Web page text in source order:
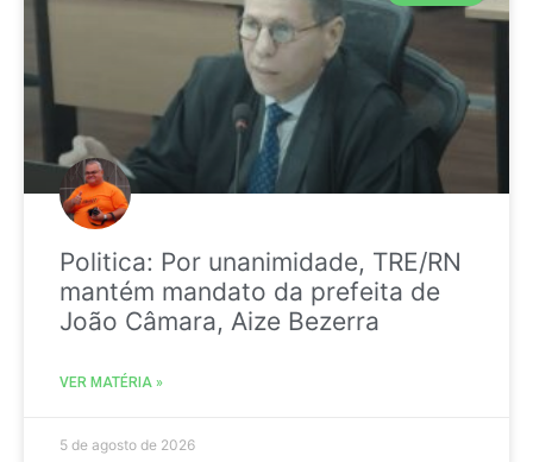
Politica: Por unanimidade, TRE/RN
mantém mandato da prefeita de
João Câmara, Aize Bezerra
VER MATÉRIA »
5 de agosto de 2026